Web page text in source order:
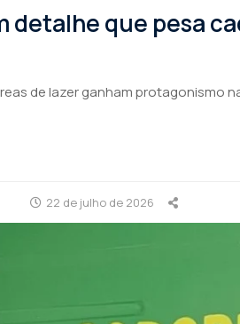
detalhe que pesa
de lazer ganham protagonismo
22 de julho de 2026